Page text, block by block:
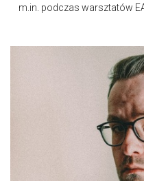
m.in. podczas warsztatów